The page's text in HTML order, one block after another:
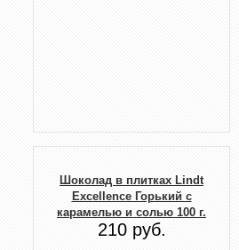
Шоколад в плитках Lindt
Excellence Горький с
карамелью и солью 100 г.
210 руб.